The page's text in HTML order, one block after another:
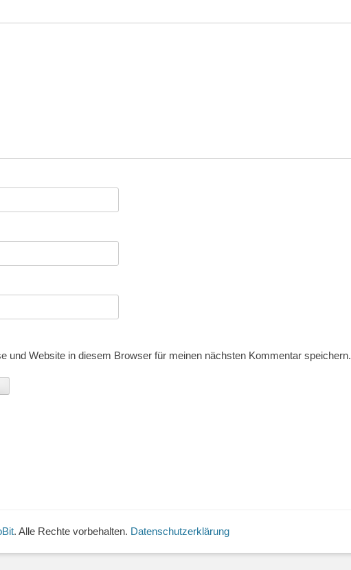
und Website in diesem Browser für meinen nächsten Kommentar speichern.
. Alle Rechte vorbehalten. Datenschutzerklärung